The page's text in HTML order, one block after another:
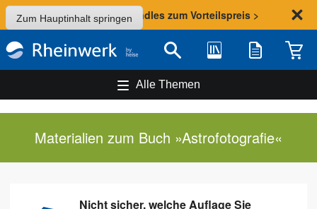
Zum Hauptinhalt springen
Sommer-Aktion: Bundles zum Vorteilspreis >
Suche Bibliothek Merkliste
Alle Themen
Materialien zum Buch »Astrofotografie«
Nicht sicher, welche Auflage Sie